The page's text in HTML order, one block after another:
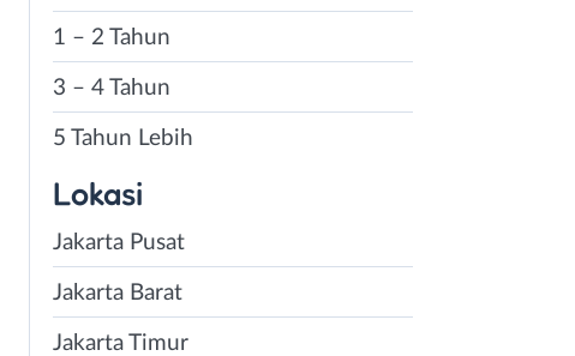
1 – 2 Tahun
3 – 4 Tahun
5 Tahun Lebih
Lokasi
Jakarta Pusat
Jakarta Barat
Jakarta Timur